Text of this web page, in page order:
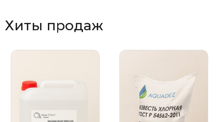
Хиты продаж